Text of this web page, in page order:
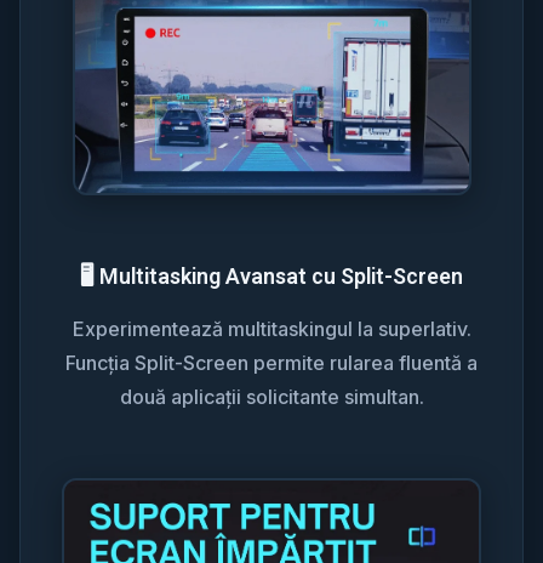
🖥️ Multitasking Avansat cu Split-Screen
Experimentează multitaskingul la superlativ.
Funcția Split-Screen permite rularea fluentă a
două aplicații solicitante simultan.